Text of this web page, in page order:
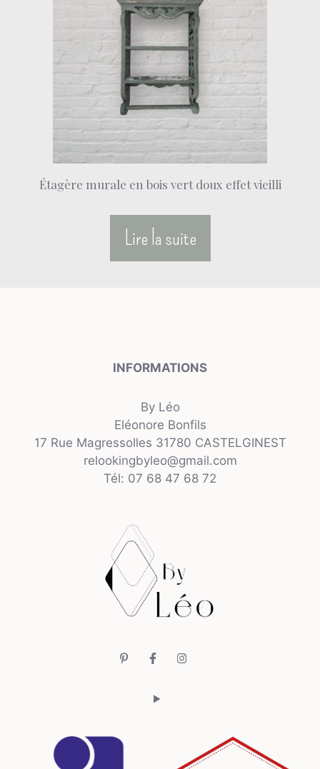
Étagère murale en bois vert doux effet vieilli
Lire la suite
INFORMATIONS
By Léo
Eléonore Bonfils
17 Rue Magressolles 31780 CASTELGINEST
relookingbyleo@gmail.com
Tél: 07 68 47 68 72